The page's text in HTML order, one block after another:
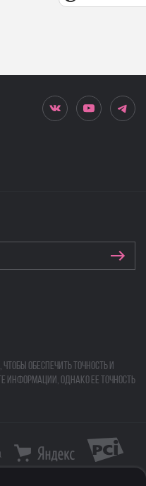
обеспечить точность и
информации, однако ее точность